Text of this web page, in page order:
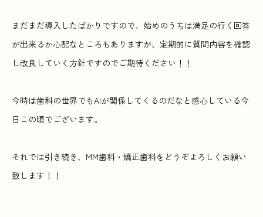
まだまだ導入したばかりですので、始めのうちは満足の行く回答
が出来るか心配なところもありますが、定期的に質問内容を確認
し改良していく方針ですのでご期待ください！！
今時は歯科の世界でもAIが関係してくるのだなと感心している今
日この頃でございます。
それでは引き続き、MM歯科・矯正歯科をどうぞよろしくお願い
致します！！